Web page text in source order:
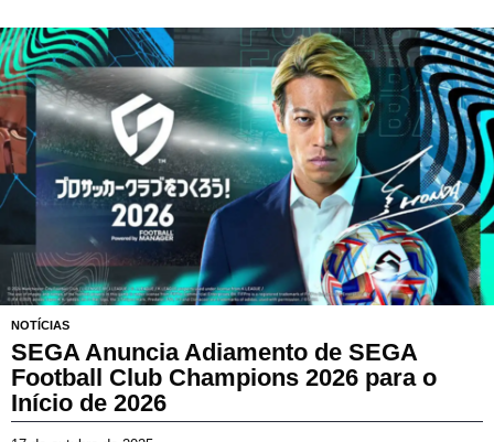
d
e
n
o
v
e
m
b
r
o
d
e
2
0
5
NOTÍCIAS
SEGA Anuncia Adiamento de SEGA
Football Club Champions 2026 para o
Início de 2026